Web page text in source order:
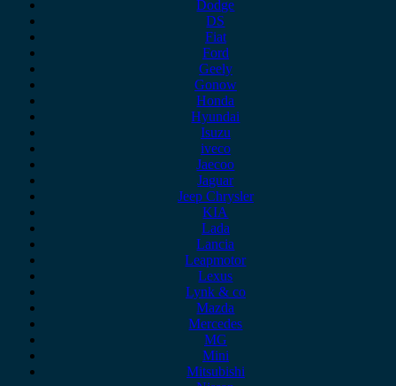
Dodge
DS
Fiat
Ford
Geely
Gonow
Honda
Hyundai
Isuzu
iveco
Jaecoo
Jaguar
Jeep Chrysler
KIA
Lada
Lancia
Leapmotor
Lexus
Lynk & co
Mazda
Mercedes
MG
Mini
Mitsubishi